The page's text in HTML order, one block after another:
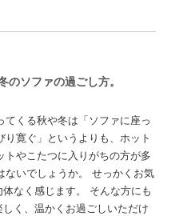
のソファの過ごし方。
てくる秋や冬は「ソファに座っ
り寛ぐ」というよりも、ホット
トやこたつに入りがちの方が多
ないでしょうか。 せっかくお気
なく感じます。 そんな方にも
く、温かくお過ごしいただけ